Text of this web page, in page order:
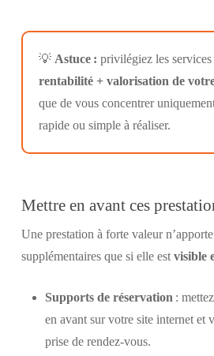
💡 Astuce : privilégiez les
rentabilité + valorisation de
que de vous concentrer
rapide ou simple à réaliser.
Mettre en avant ces
Une prestation à forte valeur
supplémentaires que si elle est visible
Supports de réservation :
en avant sur votre site internet et
prise de rendez-vous.